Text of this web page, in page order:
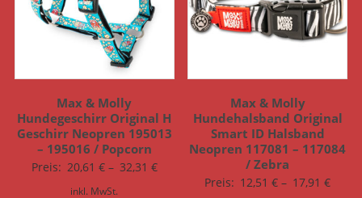
Max & Molly
Hundegeschirr Original H
Geschirr Neopren 195013
– 195016 / Popcorn
Preis: 20,61 €– 32,31 €
inkl. MwSt.
Max & Molly
Hundehalsband Original
Smart ID Halsband
Neopren 117081 – 117084
/ Zebra
Preis: 12,51€ – 17,91€